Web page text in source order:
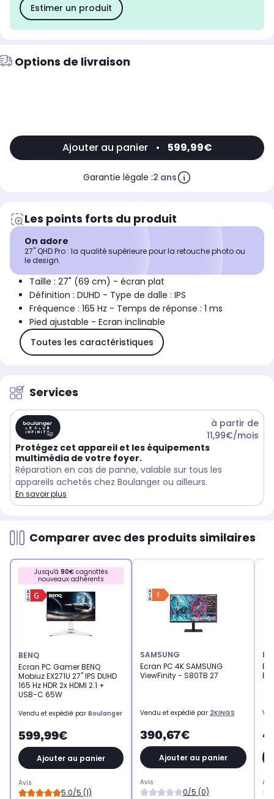
Estimer un produit
Options de livraison
Ajouter au panier • 599,99€
Garantie légale :2 ans
Les points forts du produit
On adore
27'' QHD Pro : la qualité supérieure pour la retouche photo ou
le design.
Taille : 27" (69 cm) - écran plat
Définition : DUHD - Type de dalle : IPS
Fréquence : 165 Hz - Temps de réponse : 1 ms
Pied ajustable - Ecran inclinable
Toutes les caractéristiques
Services
à partir de
11,99€/mois
Protégez cet appareil et les équipements
multimédia de votre foyer.
Réparation en cas de panne, valable sur tous les
appareils achetés chez Boulanger ou ailleurs.
En savoir plus
Comparer avec des produits similaires
Jusqu'à 90€cagnottés
nouveaux adhérents
BENQ
Ecran PC Gamer BENQ
Mobiuz EX271U 27" IPS DUHD
165 Hz HDR 2x HDMI 2.1 +
USB-C 65W
Vendu et expédié par Boulanger
599,99€
Ajouter au panier
Avis
5.0/5 (1)
SAMSUNG
Ecran PC 4K SAMSUNG
ViewFinity - S80TB 27
Vendu et expédié par 2KINGS
390,67€
Ajouter au panier
Avis
0/5 (0)